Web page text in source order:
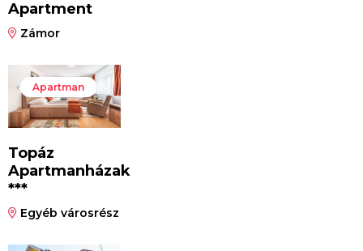
Apartment
Zámor
Apartman
Topáz
Apartmanházak
***
Egyéb városrész